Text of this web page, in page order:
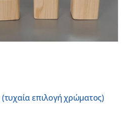
επιλογή χρώματος)